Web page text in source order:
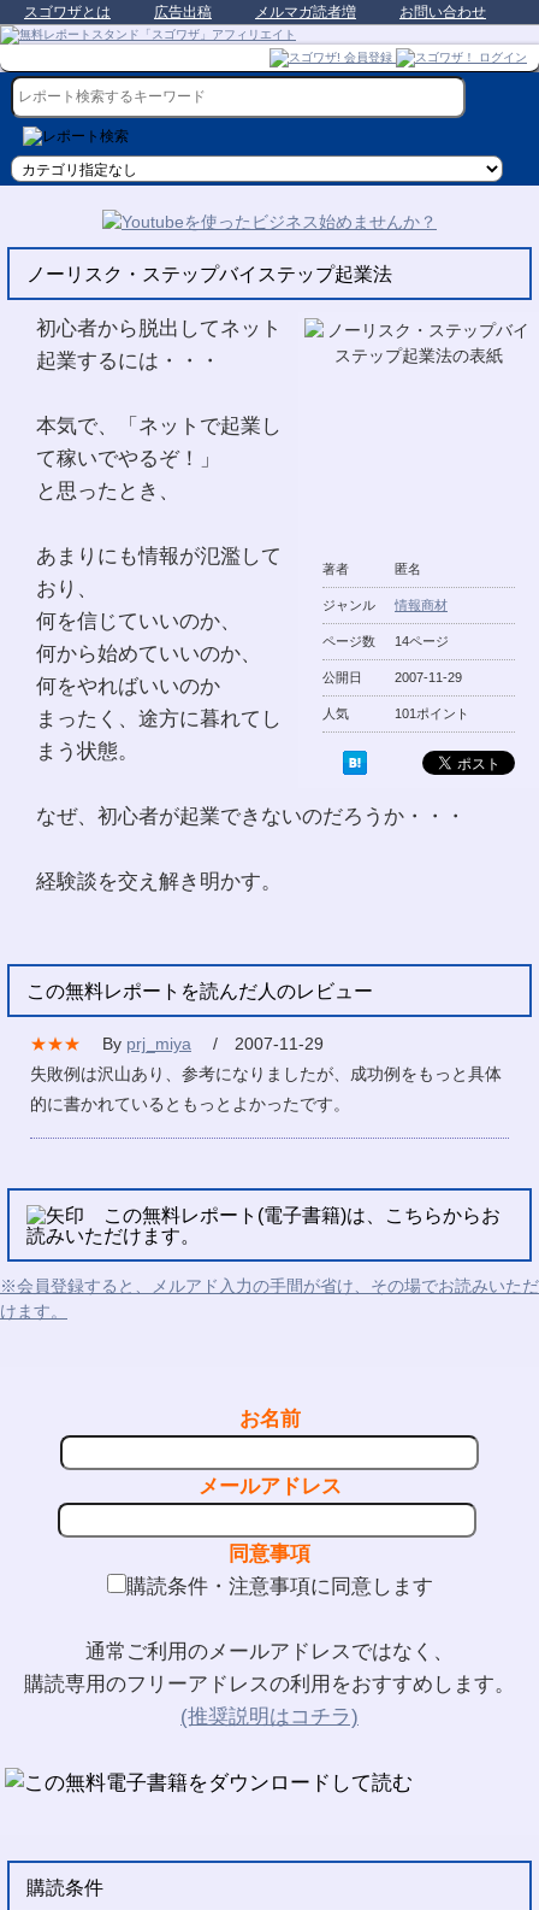
スゴワザとは 広告出稿 メルマガ読者増 お問い合わせ
ノーリスク・ステップバイステップ起業法
著者 匿名
ジャンル 情報商材
ページ数 14ページ
公開日 2007-11-29
人気 101ポイント
初心者から脱出してネット
起業するには・・・
本気で、「ネットで起業し
て稼いでやるぞ！」
と思ったとき、
あまりにも情報が氾濫して
おり、
何を信じていいのか、
何から始めていいのか、
何をやればいいのか
まったく、途方に暮れてし
まう状態。
なぜ、初心者が起業できないのだろうか・・・
経験談を交え解き明かす。
この無料レポートを読んだ人のレビュー
★★★ By prj_miya
/ 2007-11-29
失敗例は沢山あり、参考になりましたが、成功例をもっと具体
的に書かれているともっとよかったです。
この無料レポート(電子書籍)は、こちらからお
読みいただけます。
※会員登録すると、メルアド入力の手間が省け、その場でお読みいただ
けます。
お名前
メールアドレス
同意事項
購読条件・注意事項に同意します
通常ご利用のメールアドレスではなく、
購読専用のフリーアドレスの利用をおすすめします。
(推奨説明はコチラ)
購読条件